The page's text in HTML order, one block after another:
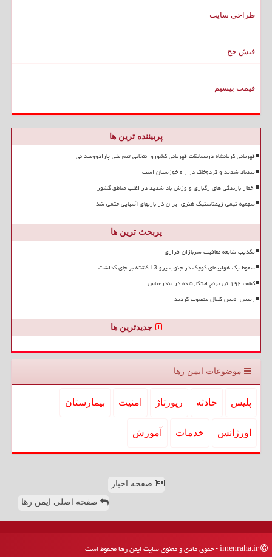
طراحی سایت
فیش حج
قیمت بیسیم
پربیننده ترین ها
قهرمانی کرمانشاه درمسابقات قهرمانی کشورو انتخابی تیم ملی پارادوومیدانی
تندباد شدید و گردوخاک در راه خوزستان است
اخطار بارندگی های رگباری و وزش باد شدید در اغلب مناطق کشور
سهمیه تیمی ژیمناستیک هنری ایران در بازیهای آسیایی حتمی شد
پربحث ترین ها
تکذیب شایعه معافیت سربازان فراری
سقوط یک هواپیمای کوچک در جنوب پرو 13 کشته بر جای گذاشت
کشف ۱۹۲ تن برنج احتکارشده در بندرعباس
رییس انجمن گلبال منصوب گردید
جدیدترین ها
موضوعات ایمن رها
پلیس حادثه رپورتاژ امنیت بیمارستان
اورژانس خدمات آموزش
صفحه اخبار
صفحه اصلی ایمن رها